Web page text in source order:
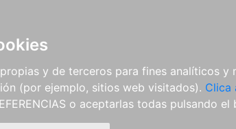
y de terceros para fines analíticos
(por ejemplo, sitios web visitados). Clica
o aceptarlas todas pulsando el
PARTITURAS Y EDICIONES
CRÍTICAS